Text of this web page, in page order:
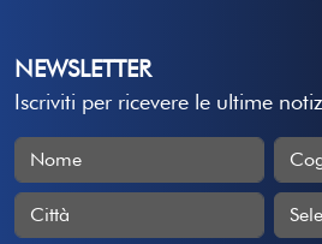
NEWSLETTER
Iscriviti per ricevere le ultime